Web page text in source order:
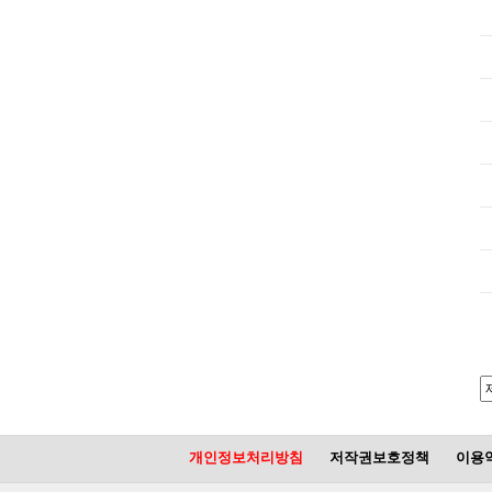
개인정보처리방침 저작권보호정책 이용